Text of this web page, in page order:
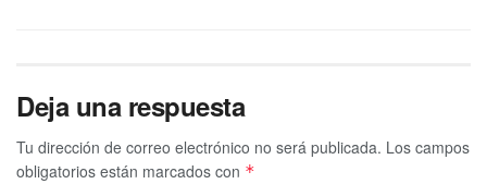
Deja una respuesta
Tu dirección de correo electrónico no será publicada. Los campos
obligatorios están marcados con *